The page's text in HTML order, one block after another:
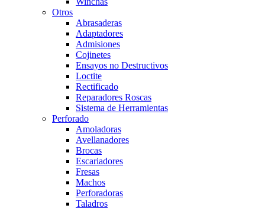
Otros
Abrasaderas
Adaptadores
Admisiones
Cojinetes
Ensayos no Destructivos
Loctite
Rectificado
Reparadores Roscas
Sistema de Herramientas
Perforado
Amoladoras
Avellanadores
Brocas
Escariadores
Fresas
Machos
Perforadoras
Taladros